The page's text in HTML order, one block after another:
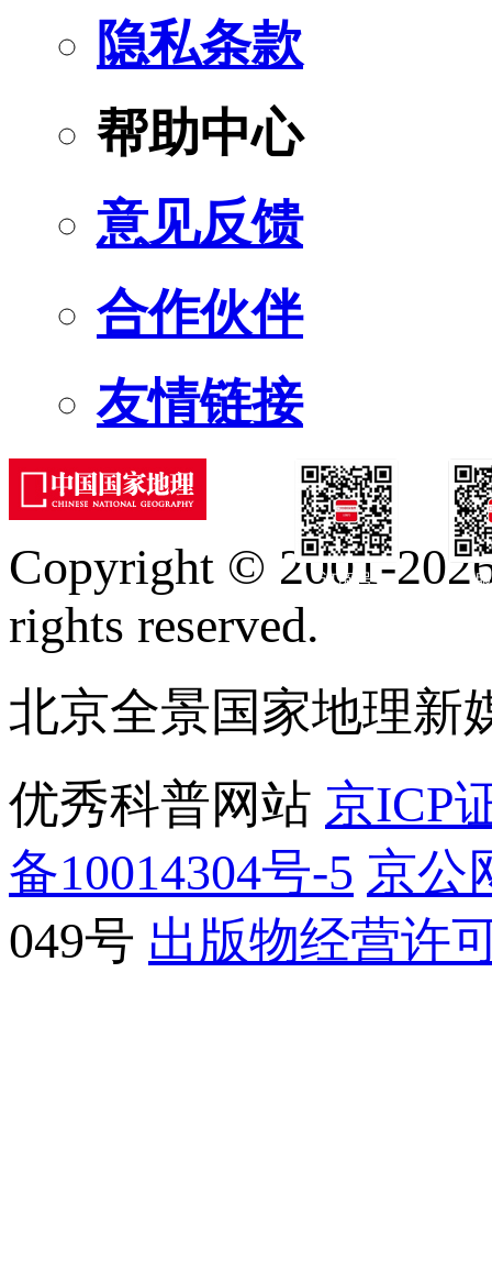
隐私条款
帮助中心
意见反馈
合作伙伴
友情链接
订阅号
Copyright © 2001-
rights reserved.
北京全景国家地理新
优秀科普网站 京ICP
备10014304号-5 京公
049号 出版物经营许